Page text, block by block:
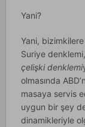
Yani?
Yani,
Suriye
çelişki denklemi
olmasında
masaya servis
uygun bir şey
dinamikleriyle